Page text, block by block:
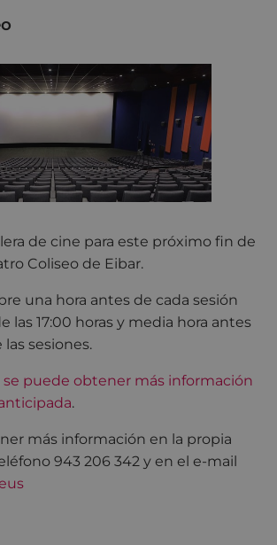
de cine para este próximo fin de
Coliseo de Eibar.
una hora antes de cada sesión
las 17:00 horas y media hora antes
las sesiones.
se puede obtener más información
.
más información en la propia
943 206 342 y en el e-mail